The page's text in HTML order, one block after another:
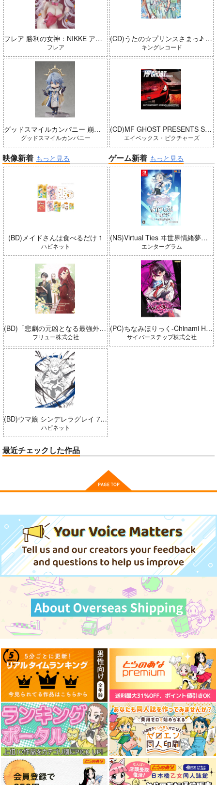
フレア 勝利の女神：NIKKE アリス：ワンダーランドバニー 完成品
フレア
グッドスマイルカンパニー 崩壊：スターレイル ねんどろいどどーる サンデー 完成品
グッドスマイルカンパニー
(CD)うたの☆プリンスさまっ♪ LIVE EMOTION 2nd Anniversary CD トキヤ・カミュ・瑛二・大和
キングレコード
(CD)MF GHOST PRESENTS SUPER EUROBEAT × ORIGINAL SOUNDTRACK NEW COLLECTION Vol.3
エイベックス・ピクチャーズ
映像新着 もっと見る
(BD)メイドさんは食べるだけ 1
ハピネット
(BD)「悲劇の元凶となる最強外道ラスボス女王は民の為に尽くします。 Season2」BD-BOX 上巻
フリュー株式会社
(BD)ウマ娘 シンデレラグレイ 7 豪華版 (とらのあな限定版)
ハピネット
ゲーム新着 もっと見る
(NS)Virtual Ties ヰ世界情緒夢想曲 完全生産限定版
エンターグラム
(PC)ちなみほりっく-Chinami Holic 特典付き 限定ボックス
サイバーステップ株式会社
最近チェックした作品